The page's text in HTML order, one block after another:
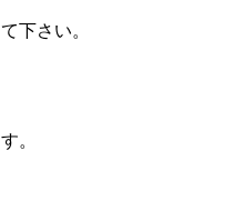
下さい。
。